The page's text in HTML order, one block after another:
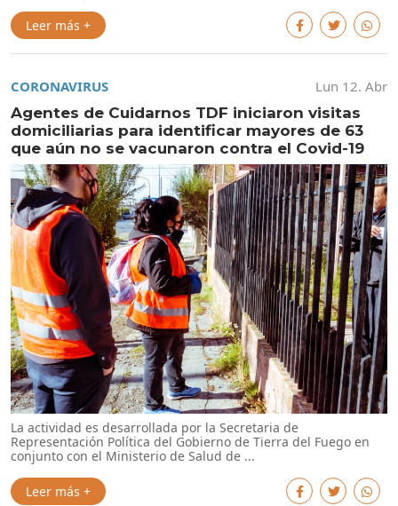
Leer más +
CORONAVIRUS
Lun 12. Abr
Agentes de Cuidarnos TDF iniciaron visitas
domiciliarias para identificar mayores de 63
que aún no se vacunaron contra el Covid-19
La actividad es desarrollada por la Secretaria de
Representación Política del Gobierno de Tierra del Fuego en
conjunto con el Ministerio de Salud de ...
Leer más +